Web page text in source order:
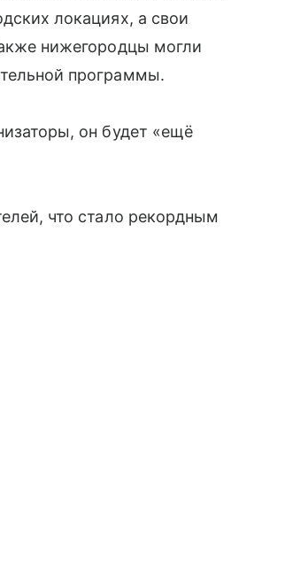
локациях, а свои
нижегородцы могли
программы.
он будет «ещё
что стало рекордным